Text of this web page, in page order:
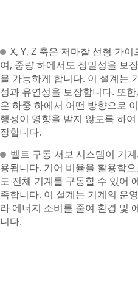
X, Y, Z 축은 저마찰 선형 가
여, 중량 하에서도 정밀성을 보
을 가능하게 합니다. 이 설계는
성과 유연성을 보장합니다. 또
은 하중 하에서 어떤 방향으로
행성이 영향을 받지 않도록 하
장합니다.
벨트 구동 서보 시스템이 기
용됩니다. 기어 비율을 활용함
도 전체 기계를 구동할 수 있어
족합니다. 이 설계는 기계의 운
라 에너지 소비를 줄여 환경 및
니다.